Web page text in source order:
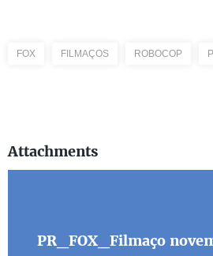
FOX FILMAÇOS ROBOCOP
Attachments
PR_FOX_Filmaço